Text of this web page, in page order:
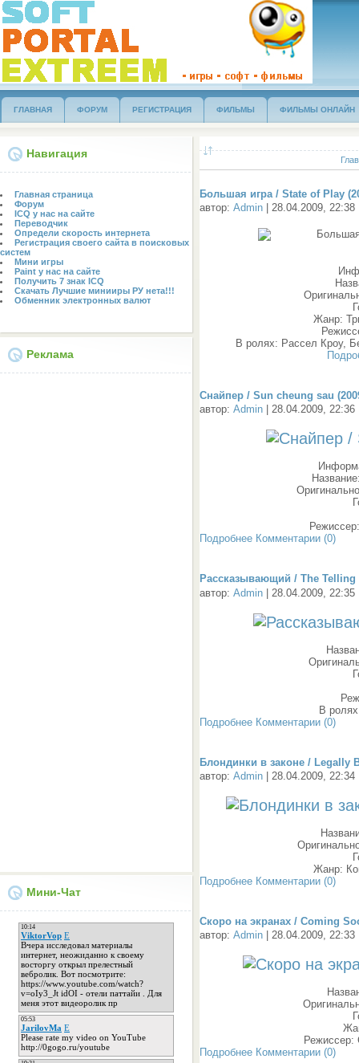
ГЛАВНАЯ ФОРУМ РЕГИСТРАЦИЯ ФИЛЬМЫ ФИЛЬМЫ ОНЛАЙН
Навигация
Главная страница
Форум
ICQ у нас на сайте
Переводчик
Определи скорость интернета
Регистрация своего сайта в поисковых
систем
Мини игры
Paint у нас на сайте
Получить 7 знак ICQ
Скачать Лучшие минииры РУ нета!!!
Обменник электронных валют
Реклама
Мини-Чат
Большая игра / State of Play
автор: Admin | 28.04.2009,
Жанр:
В ролях: Рассел Кроу,
Снайпер / Sun cheung sau
автор: Admin | 28.04.2009,
Подробнее Комментарии (0)
Рассказывающий / The Telling
автор: Admin | 28.04.2009,
В
Подробнее Комментарии (0)
Блондинки в законе / Legally
автор: Admin | 28.04.2009,
Жанр:
Подробнее Комментарии (0)
Скоро на экранах / Coming
автор: Admin | 28.04.2009,
Подробнее Комментарии (0)